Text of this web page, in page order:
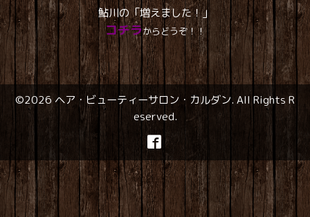
鮎川の「増えました！」
コチラからどうぞ！！
©2026 ヘア・ビューティーサロン・カルダン. All Rights R
eserved.